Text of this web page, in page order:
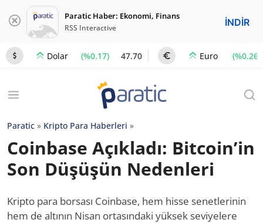
Paratic Haber: Ekonomi, Finans
RSS Interactive İNDİR
Dolar (%0.17) 47.70 Euro (%0.26)
Paratic » Kripto Para Haberleri »
Coinbase Açıkladı: Bitcoin’in
Son Düşüşün Nedenleri
Kripto para borsası Coinbase, hem hisse senetlerinin
hem de altının Nisan ortasındaki yüksek seviyelere